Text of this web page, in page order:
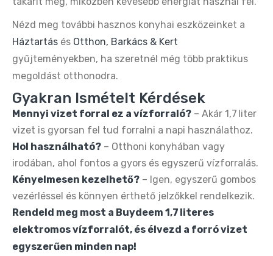
Nézd meg további hasznos konyhai eszközeinket a
Háztartás és Otthon, Barkács & Kert
gyűjteményekben, ha szeretnél még több praktikus
megoldást otthonodra.
Gyakran Ismételt Kérdések
Mennyi vizet forral ez a vízforraló? – Akár 1,7 liter
vizet is gyorsan fel tud forralni a napi használathoz.
Hol használható? – Otthoni konyhában vagy
irodában, ahol fontos a gyors és egyszerű vízforralás.
Kényelmesen kezelhető? – Igen, egyszerű gombos
vezérléssel és könnyen érthető jelzőkkel rendelkezik.
Rendeld meg most a Buydeem 1,7 literes
elektromos vízforralót, és élvezd a forró vizet
egyszerűen minden nap!